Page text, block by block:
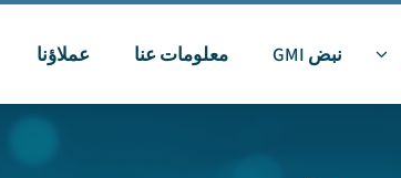
نبض GMI معلومات عنا عملاؤنا